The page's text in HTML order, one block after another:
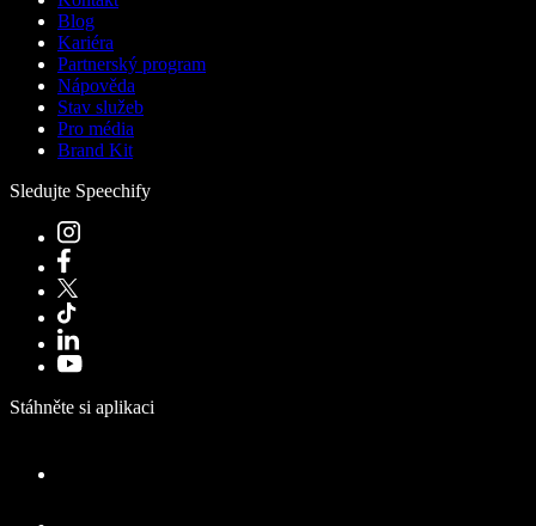
Blog
Kariéra
Partnerský program
Nápověda
Stav služeb
Pro média
Brand Kit
Sledujte Speechify
Stáhněte si aplikaci